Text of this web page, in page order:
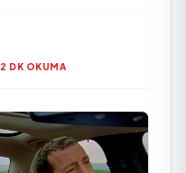
2 DK OKUMA